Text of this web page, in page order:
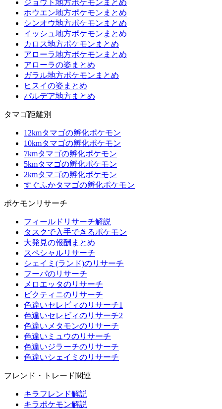
ジョウト地方ポケモンまとめ
ホウエン地方ポケモンまとめ
シンオウ地方ポケモンまとめ
イッシュ地方ポケモンまとめ
カロス地方ポケモンまとめ
アローラ地方ポケモンまとめ
アローラの姿まとめ
ガラル地方ポケモンまとめ
ヒスイの姿まとめ
パルデア地方まとめ
タマゴ距離別
12kmタマゴの孵化ポケモン
10kmタマゴの孵化ポケモン
7kmタマゴの孵化ポケモン
5kmタマゴの孵化ポケモン
2kmタマゴの孵化ポケモン
すぐふかタマゴの孵化ポケモン
ポケモンリサーチ
フィールドリサーチ解説
タスクで入手できるポケモン
大発見の報酬まとめ
スペシャルリサーチ
シェイミ(ランド)のリサーチ
フーパのリサーチ
メロエッタのリサーチ
ビクティニのリサーチ
色違いセレビィのリサーチ1
色違いセレビィのリサーチ2
色違いメタモンのリサーチ
色違いミュウのリサーチ
色違いジラーチのリサーチ
色違いシェイミのリサーチ
フレンド・トレード関連
キラフレンド解説
キラポケモン解説